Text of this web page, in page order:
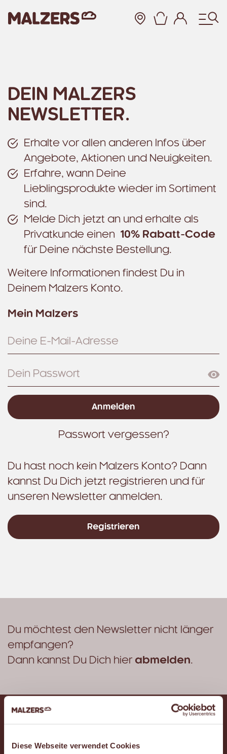
Diese Webseite verwendet Cookies
DEIN MALZERS
NEWSLETTER.
Erhalte vor allen anderen Infos über
Angebote, Aktionen und Neuigkeiten.
Erfahre, wann Deine
Lieblingsprodukte wieder im Sortiment
sind.
Melde Dich jetzt an und erhalte als
Privatkunde einen 10% Rabatt-Code
für Deine nächste Bestellung.
Weitere Informationen findest Du in
Deinem Malzers Konto.
Mein Malzers
Benutzername:
Passwort:
Passwort vergessen?
Du hast noch kein Malzers Konto? Dann
kannst Du Dich jetzt registrieren und für
unseren Newsletter anmelden.
Registrieren
Du möchtest den Newsletter nicht länger
empfangen?
Dann kannst Du Dich hier abmelden.